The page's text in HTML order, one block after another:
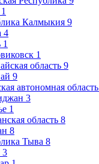
1
Калмыкия 9
4
1
1
область 9
9
автономная область
3
1
область 8
8
Тыва 8
3